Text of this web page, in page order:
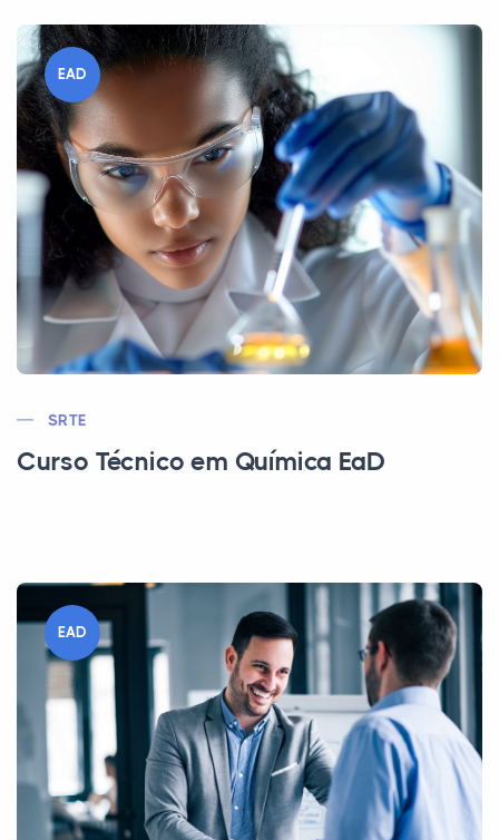
EAD
SRTE
Curso Técnico em Química EaD
EAD